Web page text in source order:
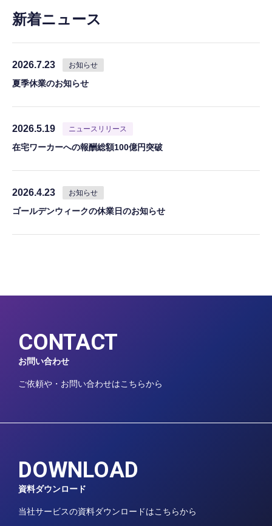
新着ニュース
2026.7.23 お知らせ
夏季休業のお知らせ
2026.5.19 ニュースリリース
在宅ワーカーへの報酬総額100億円突破
2026.4.23 お知らせ
ゴールデンウィークの休業日のお知らせ
CONTACT
お問い合わせ
ご依頼や・お問い合わせはこちらから
DOWNLOAD
資料ダウンロード
当社サービスの資料ダウンロードはこちらから